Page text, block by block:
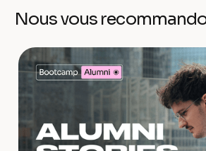
Nous vous